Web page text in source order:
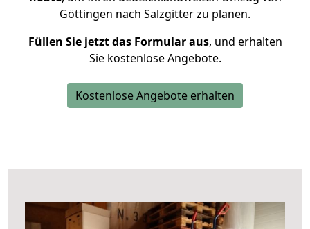
Göttingen nach Salzgitter zu planen.
Füllen Sie jetzt das Formular aus, und erhalten
Sie kostenlose Angebote.
Kostenlose Angebote erhalten